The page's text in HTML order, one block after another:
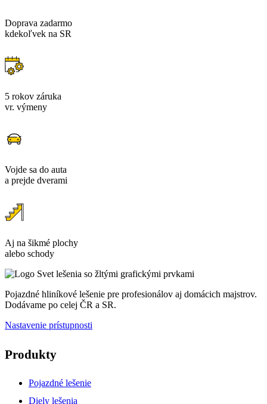
Doprava zadarmo
kdekoľvek na SR
5 rokov záruka
vr. výmeny
Vojde sa do auta
a prejde dverami
Aj na šikmé plochy
alebo schody
Pojazdné hliníkové lešenie pre profesionálov aj domácich majstrov.
Dodávame po celej ČR a SR.
Nastavenie prístupnosti
Produkty
Pojazdné lešenie
Diely lešenia